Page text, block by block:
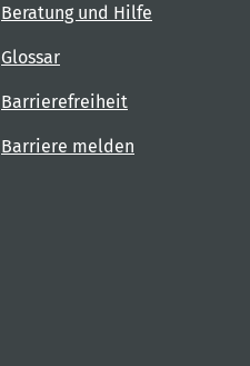
Beratung und Hilfe
Glossar
Barrierefreiheit
Barriere melden